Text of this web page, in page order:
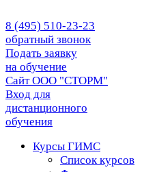
8 (495) 510-23-23
обратный звонок
Подать заявку
на обучение
Сайт ООО "СТОРМ"
Вход для
дистанционного
обучения
Курсы ГИМС
Список курсов